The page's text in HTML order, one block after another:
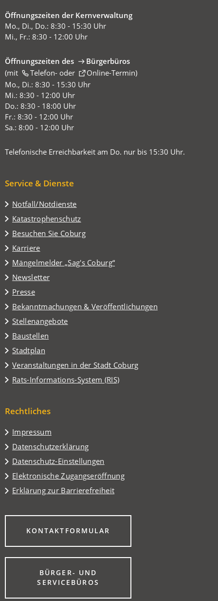
Öffnungszeiten der Kernverwaltung
Mo., Di., Do.: 8:30 - 15:30 Uhr
Mi., Fr.: 8:30 - 12:00 Uhr
Öffnungszeiten des
Bürgerbüros
(mit
Telefon-oder Online-Termin
(Öffnet
in
einem
neuen
Tab)
)
Mo., Di.: 8:30 - 15:30 Uhr
Mi.: 8:30 - 12:00 Uhr
Do.: 8:30 - 18:00 Uhr
Fr.: 8:30 - 12:00 Uhr
Sa.: 8:00 - 12:00 Uhr
Telefonische Erreichbarkeit am Do. nur bis 15:30 Uhr.
Service & Dienste
Notfall/Notdienste
Katastrophenschutz
Besuchen Sie Coburg
(Öffnet
in
einem
neuen
Tab)
Karriere
Mängelmelder „Sag's Coburg“
(Öffnet
in
einem
neuen
Tab)
Newsletter
Presse
Bekanntmachungen & Veröffentlichungen
Stellenangebote
Baustellen
Stadtplan
(Öffnet
in
einem
neuen
Veranstaltungen in der Stadt Coburg
(Öffnet
in
einem
Tab)
Rats-Informations-System (RIS)
(Öffnet
neuen
Rechtliches
Impressum
Datenschutzerklärung
Datenschutz-Einstellungen
Elektronische Zugangseröffnung
Erklärung zur Barrierefreiheit
KONTAKTFORMULAR
(ÖFFNET
NEUEN
BÜRGER- UND
SERVICEBÜROS
(ÖFFNET